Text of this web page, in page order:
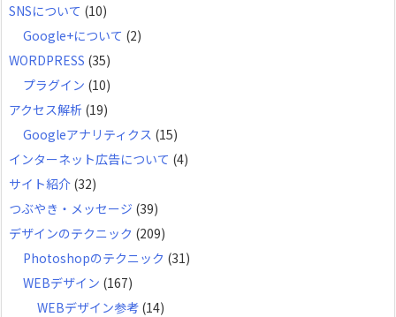
SNSについて (10)
Google+について (2)
WORDPRESS (35)
プラグイン (10)
アクセス解析 (19)
Googleアナリティクス (15)
インターネット広告について (4)
サイト紹介 (32)
つぶやき・メッセージ (39)
デザインのテクニック (209)
Photoshopのテクニック (31)
WEBデザイン (167)
WEBデザイン参考 (14)